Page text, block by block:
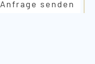
Anfrage senden